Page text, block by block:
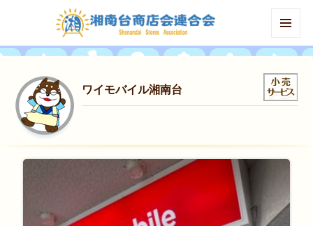
AND
ワイモバイル湘南台